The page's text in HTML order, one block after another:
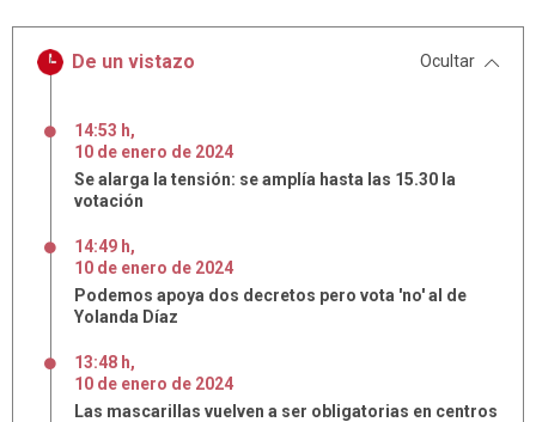
De un vistazo Ocultar
14:53 h,
10 de enero de 2024
Se alarga la tensión: se amplía hasta las 15.30 la
votación
14:49 h,
10 de enero de 2024
Podemos apoya dos decretos pero vota 'no' al de
Yolanda Díaz
13:48 h,
10 de enero de 2024
Las mascarillas vuelven a ser obligatorias en centros